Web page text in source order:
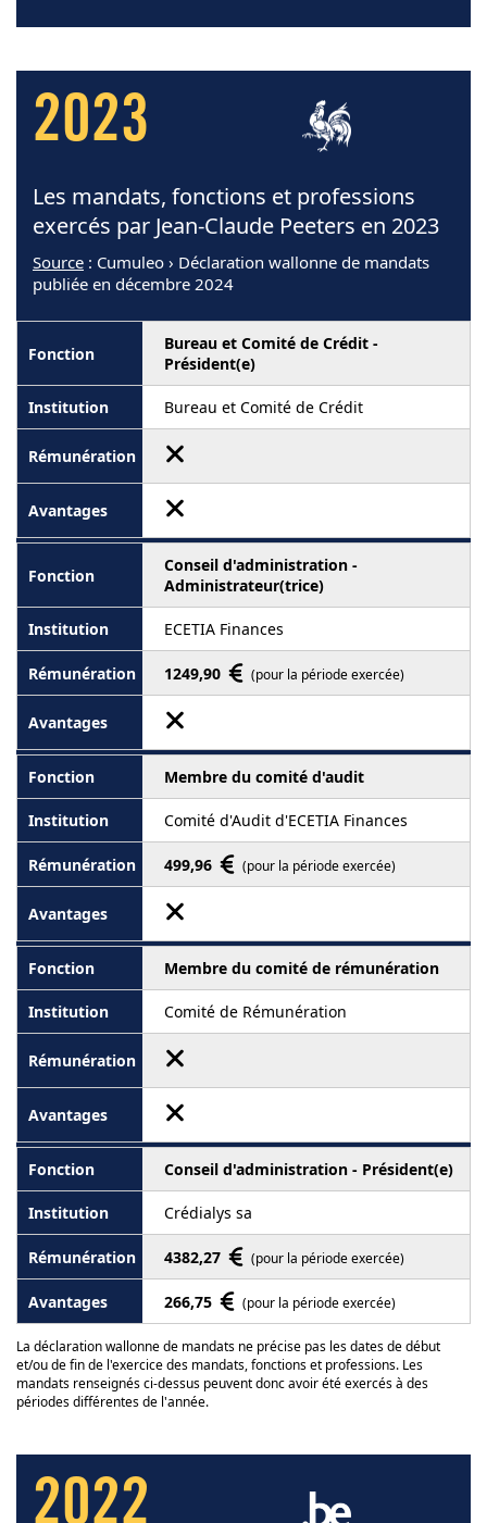
2023
Les mandats, fonctions et professions
exercés par Jean-Claude Peeters en 2023
Source : Cumuleo › Déclaration wallonne de mandats
publiée en décembre 2024
Bureau et Comité de Crédit -
Président(e)
Bureau et Comité de Crédit
Conseil d'administration -
Administrateur(trice)
ECETIA Finances
1249,90 (pour la période exercée)
Membre du comité d'audit
Comité d'Audit d'ECETIA Finances
499,96 (pour la période exercée)
Membre du comité de rémunération
Comité de Rémunération
Conseil d'administration - Président(e)
Crédialys sa
4382,27 (pour la période exercée)
266,75 (pour la période exercée)
La déclaration wallonne de mandats ne précise pas les dates de début
et/ou de fin de l'exercice des mandats, fonctions et professions. Les
mandats renseignés ci-dessus peuvent donc avoir été exercés à des
périodes différentes de l'année.
2022